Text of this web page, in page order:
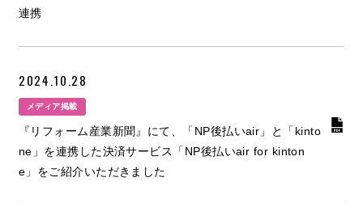
連携
2024.10.28
メディア掲載
『リフォーム産業新聞』にて、「NP後払いair」と「kinto
ne」を連携した決済サービス「NP後払いair for kinton
e」をご紹介いただきました